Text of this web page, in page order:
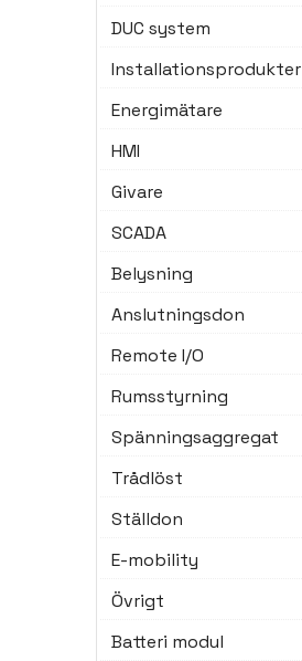
DUC system
Installationsprodukter
Energimätare
HMI
Givare
SCADA
Belysning
Anslutningsdon
Remote I/O
Rumsstyrning
Spänningsaggregat
Trådlöst
Ställdon
E-mobility
Övrigt
Batteri modul